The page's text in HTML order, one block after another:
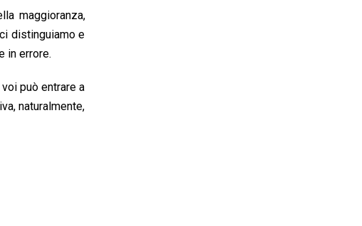
maggioranza,
distinguiamo e
in errore.
può entrare a
naturalmente,